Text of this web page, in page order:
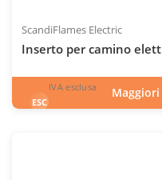
ScandiFlames Electric
Inserto per camino
ESC
IVA esclusa
696€esclusa